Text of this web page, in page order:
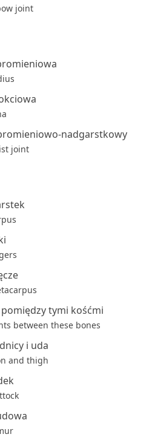
joint
nadgarstkowy
joint
tymi kośćmi
between these bones
i uda
and thigh